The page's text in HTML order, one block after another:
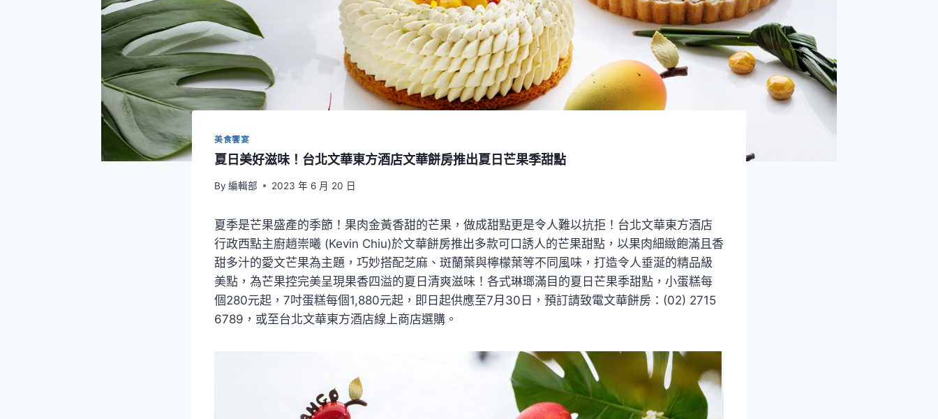
美食饗宴
夏日美好滋味！台北文華東方酒店文華餅房推出夏日芒果季甜點
By 編輯部 2023 年 6 月 20 日
夏季是芒果盛產的季節！果肉金黃香甜的芒果，做成甜點更是令人難以抗拒！台北文華東方酒店
行政西點主廚趙崇曦 (Kevin Chiu)於文華餅房推出多款可口誘人的芒果甜點，以果肉細緻飽滿且香
甜多汁的愛文芒果為主題，巧妙搭配芝麻、斑蘭葉與檸檬葉等不同風味，打造令人垂涎的精品級
美點，為芒果控完美呈現果香四溢的夏日清爽滋味！各式琳瑯滿目的夏日芒果季甜點，小蛋糕每
個280元起，7吋蛋糕每個1,880元起，即日起供應至7月30日，預訂請致電文華餅房：(02) 2715
6789，或至台北文華東方酒店線上商店選購。